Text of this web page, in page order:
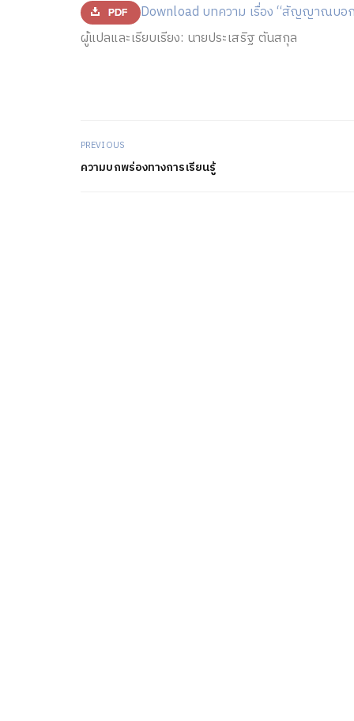
Download บทความ เรื่อง “สัญญาณบอ
ผู้แปลและเรียบเรียง: นายประเสริฐ ตันสกุล
PREVIOUS
ความบกพร่องทางการเรียนรู้